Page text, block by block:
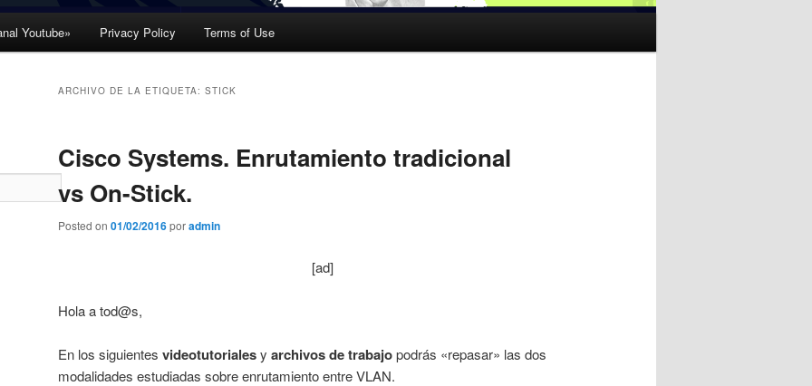
Youtube» Privacy Policy Terms of Use
ARCHIVO DE LA ETIQUETA: STICK
Cisco Systems. Enrutamiento tradicional
vs On-Stick.
Posted on 01/02/2016poradmin
[ad]
Hola a tod@s,
En los siguientes videotutorialesy archivos de trabajopodrás «repasar» las dos
modalidades estudiadas sobre enrutamiento entre VLAN.